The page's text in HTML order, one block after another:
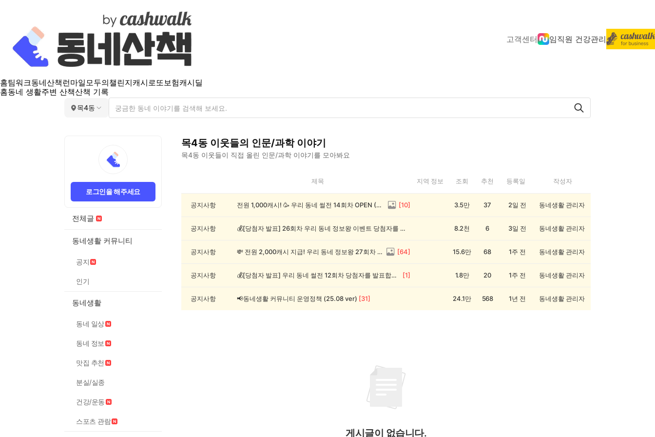
고객센터 임직원 건강관리
홈팀워크동네산책 런마일모두의챌린지캐시로또보험캐시딜
홈동네 생활주변 산책산책 기록
목4동
로그인을 해주세요
전체글
동네생활 커뮤니티
공지
인기
동네생활
동네 일상
동네 정보
맛집 추천
분실/실종
건강/운동
스포츠 관람
목4동 이웃들의 인문/과학이야기
목4동 이웃들이 직접 올린 인문/과학 이야기를 모아봐요
동
제목 지역 정보 조회 추천 등록일 작성자
공지사항 전원 1,000캐시! 🥳 우리 동네 썰전 14회차 OPEN (~8/17) [10] 3.5만 37 2일 전 동네생활 관리자
공지사항 💰[당첨자 발표] 26회차 우리 동네 정보왕 이벤트 당첨자를 발표합니다! 8.2천 6 3일 전 동네생활 관리자
공지사항 💸 전원 2,000캐시 지급! 우리 동네 정보왕 27회차 (~8/10) [64] 15.6만 68 1주 전 동네생활 관리자
공지사항 💰[당첨자 발표] 우리 동네 썰전 12회차 당첨자를 발표합니다! [1] 1.8만 20 1주 전 동네생활 관리자
공지사항 📢동네생활 커뮤니티 운영정책 (25.08 ver) [31] 24.1만 568 1년 전 동네생활 관리자
게시글이 없습니다.